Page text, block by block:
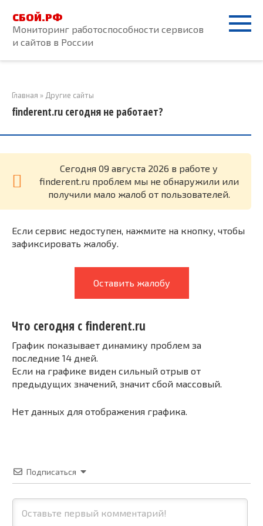
контенту
СБОЙ.РФ
Мониторинг работоспособности сервисов
и сайтов в России
Главная » Другие сайты
finderent.ru сегодня не работает?
Cегодня 09 августа 2026 в работе у
finderent.ru проблем мы не обнаружили или
получили мало жалоб от пользователей.
Если сервис недоступен, нажмите на кнопку, чтобы
зафиксировать жалобу.
Оставить жалобу
Что сегодня с finderent.ru
График показывает динамику проблем за
последние 14 дней.
Если на графике виден сильный отрыв от
предыдущих значений, значит сбой массовый.
Нет данных для отображения графика.
Подписаться